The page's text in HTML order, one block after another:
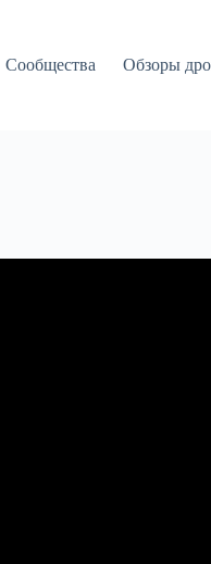
Сообщества Обзоры